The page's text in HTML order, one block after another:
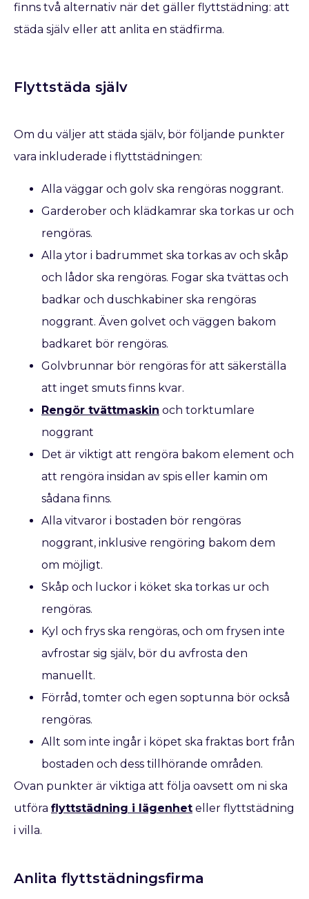
finns två alternativ när det gäller flyttstädning: att
städa själv eller att anlita en städfirma.
Flyttstäda själv
Om du väljer att städa själv, bör följande punkter
vara inkluderade i flyttstädningen:
Alla väggar och golv ska rengöras noggrant.
Garderober och klädkamrar ska torkas ur och
rengöras.
Alla ytor i badrummet ska torkas av och skåp
och lådor ska rengöras. Fogar ska tvättas och
badkar och duschkabiner ska rengöras
noggrant. Även golvet och väggen bakom
badkaret bör rengöras.
Golvbrunnar bör rengöras för att säkerställa
att inget smuts finns kvar.
Rengör tvättmaskin och torktumlare
noggrant
Det är viktigt att rengöra bakom element och
att rengöra insidan av spis eller kamin om
sådana finns.
Alla vitvaror i bostaden bör rengöras
noggrant, inklusive rengöring bakom dem
om möjligt.
Skåp och luckor i köket ska torkas ur och
rengöras.
Kyl och frys ska rengöras, och om frysen inte
avfrostar sig själv, bör du avfrosta den
manuellt.
Förråd, tomter och egen soptunna bör också
rengöras.
Allt som inte ingår i köpet ska fraktas bort från
bostaden och dess tillhörande områden.
Ovan punkter är viktiga att följa oavsett om ni ska
utföra flyttstädning i lägenhet eller flyttstädning
i villa.
Anlita flyttstädningsfirma